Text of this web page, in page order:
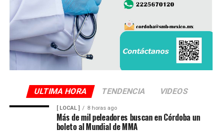
ULTIMA HORA TENDENCIA VIDEOS
[ LOCAL ] 8 horas ago
Más de mil peleadores buscan en Córdoba un
boleto al Mundial de MMA